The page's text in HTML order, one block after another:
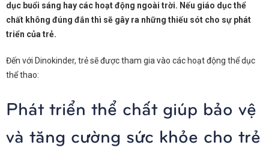
dục buổi sáng hay các hoạt động ngoài trời. Nếu giáo dục thể
chất không đúng đắn thì sẽ gây ra những thiếu sót cho sự phát
triển của trẻ.
Đến với Dinokinder, trẻ sẽ được tham gia vào các hoạt động thể dục
thể thao:
Phát triển thể chất giúp bảo vệ
và tăng cường sức khỏe cho trẻ